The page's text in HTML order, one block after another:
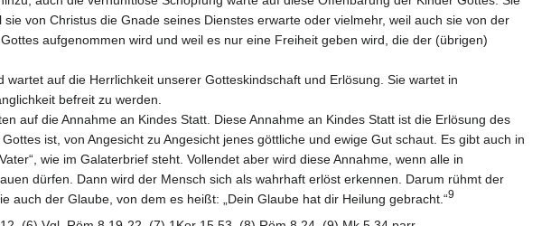
von Christus die Gnade seines Dienstes erwarte oder vielmehr, weil auch sie von der
aufgenommen wird und weil es nur eine Freiheit geben wird, die der (übrigen)
auf die Herrlichkeit unserer Gotteskindschaft und Erlösung. Sie wartet in
befreit zu werden.
auf die Annahme an Kindes Statt. Diese Annahme an Kindes Statt ist die Erlösung des
ist, von Angesicht zu Angesicht jenes göttliche und ewige Gut schaut. Es gibt auch in
wie im Galaterbrief steht. Vollendet aber wird diese Annahme, wenn alle in
dürfen. Dann wird der Mensch sich als wahrhaft erlöst erkennen. Darum rühmt der
auch der Glaube, von dem es heißt: „Dein Glaube hat dir Heilung gebracht.“9